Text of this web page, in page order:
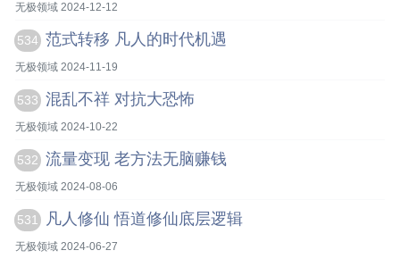
无极领域 2024-12-12
534 范式转移 凡人的时代机遇
无极领域 2024-11-19
533 混乱不祥 对抗大恐怖
无极领域 2024-10-22
532 流量变现 老方法无脑赚钱
无极领域 2024-08-06
531 凡人修仙 悟道修仙底层逻辑
无极领域 2024-06-27